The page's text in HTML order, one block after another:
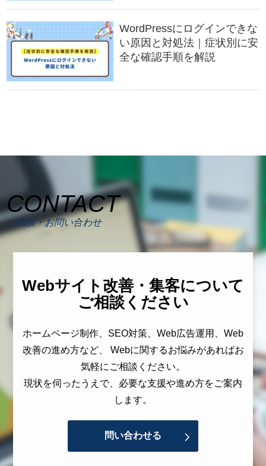
WordPressにログインできな
い原因と対処法｜症状別に安
全な確認手順を解説
CONTACT
ご相談・お問い合わせ
Webサイト改善・集客について
ご相談ください
ホームページ制作、SEO対策、Web広告運用、Web
改善の進め方など、 Webに関するお悩みがあればお
気軽にご相談ください。
現状を伺ったうえで、必要な支援や進め方をご案内
します。
問い合わせる